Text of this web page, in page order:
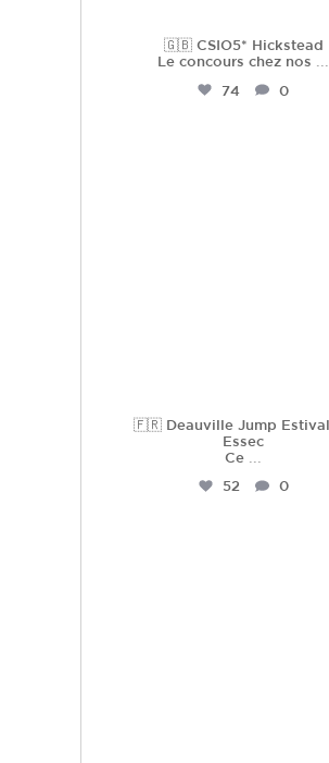
🇬🇧 CSIO5* Hickstead
Le concours chez nos ...
74
0
🇫🇷 Deauville Jump
Essec
Ce
52
0